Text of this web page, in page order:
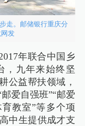
走。邮储银行重庆分
发
年联合中国乡
，九年来始终坚
公益帮扶领域，
爱自强班”“邮爱
教室”等多个项
中生提供成才支